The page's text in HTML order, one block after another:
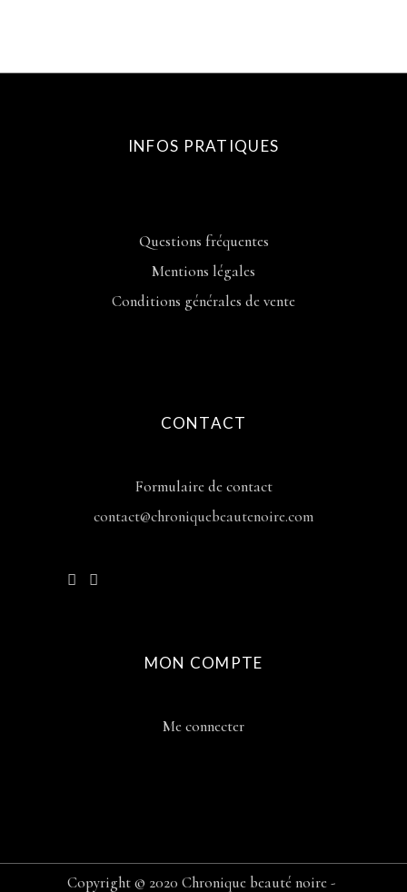
INFOS PRATIQUES
Questions fréquentes
Mentions légales
Conditions générales de vente
CONTACT
Formulaire de contact
contact@chroniquebeautenoire.com
MON COMPTE
Me connecter
Copyright © 2020 Chronique beauté noire -